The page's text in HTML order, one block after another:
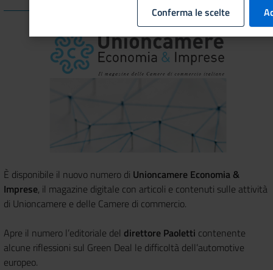
È disponibile il nuovo numero di Unioncamere Economia &
Imprese, il magazine digitale con articoli e contenuti sulle attività
di Unioncamere e delle Camere di commercio.
Apre il numero l’editoriale del direttore Paoletti contenente
alcune riflessioni sul Green Deal le difficoltà dell’automotive
europeo.
Conferma le scelte